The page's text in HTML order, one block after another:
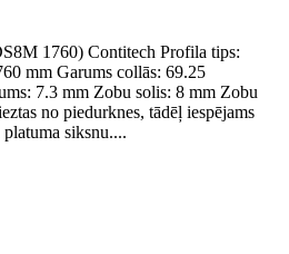
1760) Contitech Profila tips:
mm Garums collās: 69.25
7.3 mm Zobu solis: 8 mm Zobu
no piedurknes, tādēļ iespējams
platuma siksnu....